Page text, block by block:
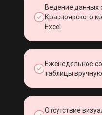
Ведение данных
Красноярского
Excel
Еженедельное
таблицы вручную
Отсутствие